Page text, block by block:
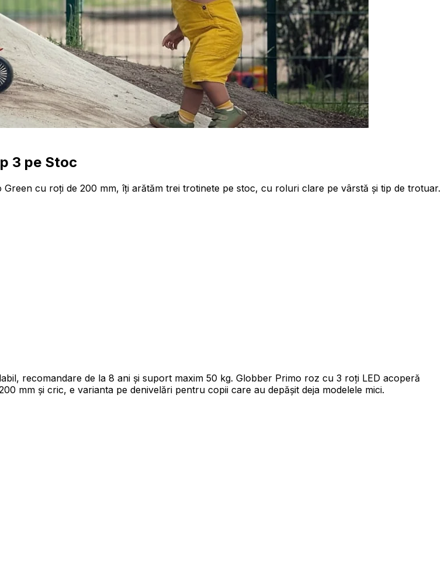
3 pe Stoc
cu roți de 200 mm, îți arătăm trei trotinete pe stoc, cu roluri clare pe vârstă și tip de trotuar.
recomandare de la 8 ani și suport maxim 50 kg. Globber Primo roz cu 3 roți LED acoperă
mm și cric, e varianta pe denivelări pentru copii care au depășit deja modelele mici.